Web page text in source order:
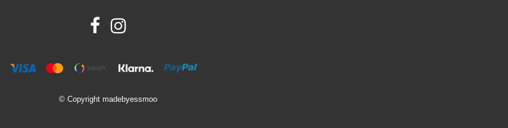
© Copyright madebyessmoo